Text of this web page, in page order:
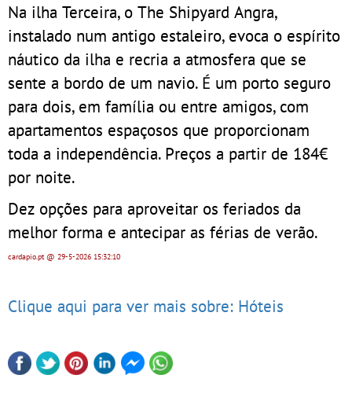
Na ilha Terceira, o The Shipyard Angra,
instalado num antigo estaleiro, evoca o espírito
náutico da ilha e recria a atmosfera que se
sente a bordo de um navio. É um porto seguro
para dois, em família ou entre amigos, com
apartamentos espaçosos que proporcionam
toda a independência. Preços a partir de 184€
por noite.
Dez opções para aproveitar os feriados da
melhor forma e antecipar as férias de verão.
cardapio.pt@ 29-5-2026 15:32:10
Clique aqui para ver mais sobre: Hóteis